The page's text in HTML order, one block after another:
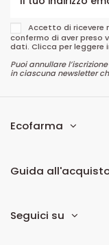
Accetto di ricevere
confermo di aver preso
dati. Clicca per leggere
Puoi annullare
in ciascuna newsletter
Ecofarma
Guida
Seguici su